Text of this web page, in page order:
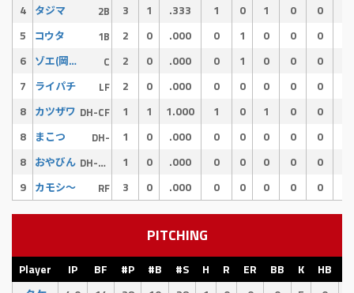
4
タジマ 2B 3 1 .333 1 0 1 0 0
5
コウタ 1B 2 0 .000 0 1 0 0 0
6
ゾエ(岡添) C 2 0 .000 0 1 0 0 0
7
ライパチ LF 2 0 .000 0 0 0 0 0
8
カツザワ DH-CF 1 1 1.000 1 0 1 0 0
8
まこつ DH- 1 0 .000 0 0 0 0 0
8
おやびん DH-CF- 1 0 .000 0 0 0 0 0
9
カモシ〜 RF 3 0 .000 0 0 0 0 0
PITCHING
Player IP BF #P #B #S H R ER BB K HB